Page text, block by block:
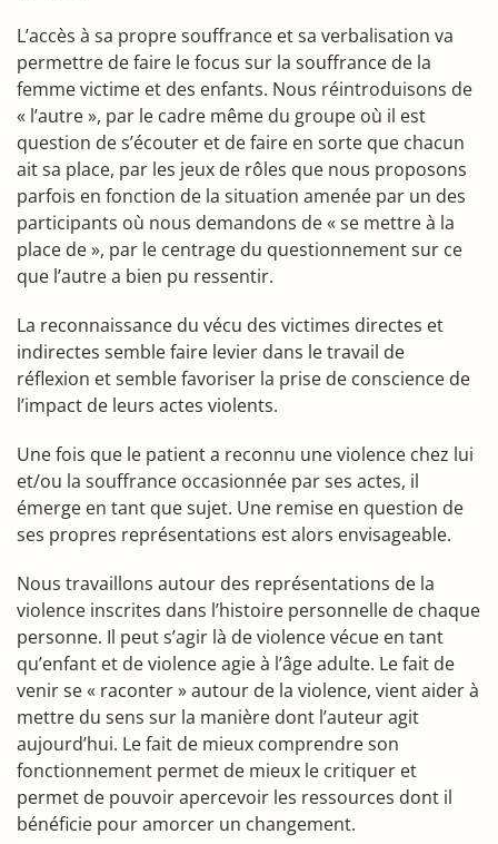
L’accès à sa propre souffrance et sa verbalisation va
permettre de faire le focus sur la souffrance de la
femme victime et des enfants. Nous réintroduisons de
« l’autre », par le cadre même du groupe où il est
question de s’écouter et de faire en sorte que chacun
ait sa place, par les jeux de rôles que nous proposons
parfois en fonction de la situation amenée par un des
participants où nous demandons de « se mettre à la
place de », par le centrage du questionnement sur ce
que l’autre a bien pu ressentir.
La reconnaissance du vécu des victimes directes et
indirectes semble faire levier dans le travail de
réflexion et semble favoriser la prise de conscience de
l’impact de leurs actes violents.
Une fois que le patient a reconnu une violence chez lui
et/ou la souffrance occasionnée par ses actes, il
émerge en tant que sujet. Une remise en question de
ses propres représentations est alors envisageable.
Nous travaillons autour des représentations de la
violence inscrites dans l’histoire personnelle de chaque
personne. Il peut s’agir là de violence vécue en tant
qu’enfant et de violence agie à l’âge adulte. Le fait de
venir se « raconter » autour de la violence, vient aider à
mettre du sens sur la manière dont l’auteur agit
aujourd’hui. Le fait de mieux comprendre son
fonctionnement permet de mieux le critiquer et
permet de pouvoir apercevoir les ressources dont il
bénéficie pour amorcer un changement.